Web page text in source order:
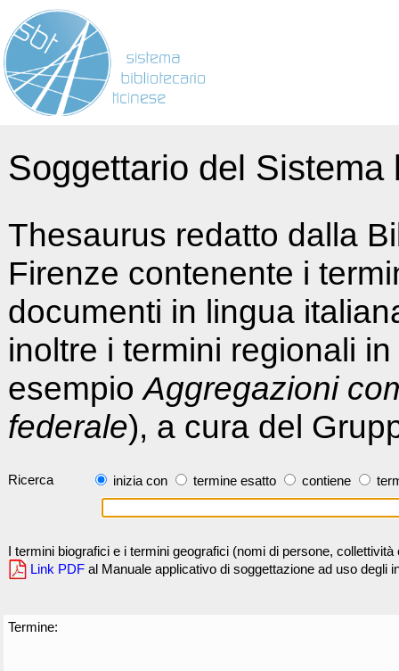
Soggettario del
Thesaurus redatto dalla
Firenze contenente i
documenti in lingua
inoltre i termini regionali
esempioAggregazioni
federale), a cura del
Ricerca inizia con termine esatto contiene
I termini biografici e i termini geografici (nomi di persone,
Link PDF al Manuale applicativo di soggettazione ad uso degli
Termine: